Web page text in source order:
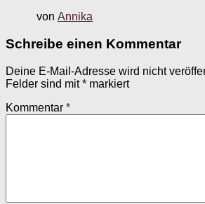
von Annika
Schreibe einen Kommentar
Deine E-Mail-Adresse wird nicht
Felder sind mit* markiert
Kommentar *